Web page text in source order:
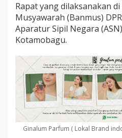
a
p
t
n
d
a
P
r
o
k
Rapat yang dilaksanakan
Musyawarah (Banmus)
Aparatur Sipil Negara
Kotamobagu.
Ginalum Parfum ( Lokal Brand